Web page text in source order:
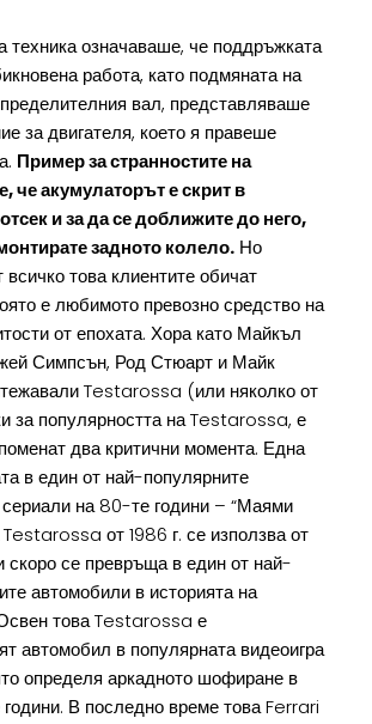
техника означаваше, че поддръжката
работа, като подмяната на
вал, представляваше
за двигателя, което я правеше
Пример за странностите на
акумулаторът е скрит в
и за да се доближите до него,
задното колело. Но
всичко това клиентите обичат
е любимото превозно средство на
от епохата. Хора като Майкъл
Симпсън, Род Стюарт и Майк
Testarossa (или няколко от
за популярността на Testarossa, е
два критични момента. Една
в един от най-популярните
на 80-те години – “Маями
от 1986 г. се използва от
скоро се превръща в един от най-
автомобили в историята на
това Testarossa е
автомобил в популярната видеоигра
определя аркадното шофиране в
В последно време това Ferrari